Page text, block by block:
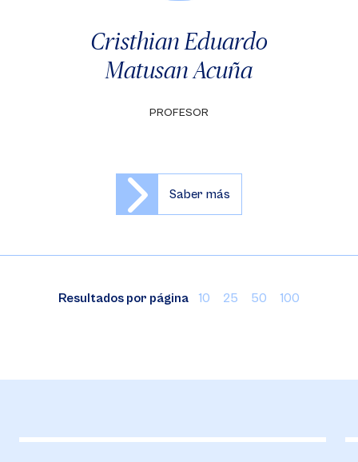
Cristhian Eduardo
Matusan Acuña
PROFESOR
Saber más
Resultados por página 10 25 50 100